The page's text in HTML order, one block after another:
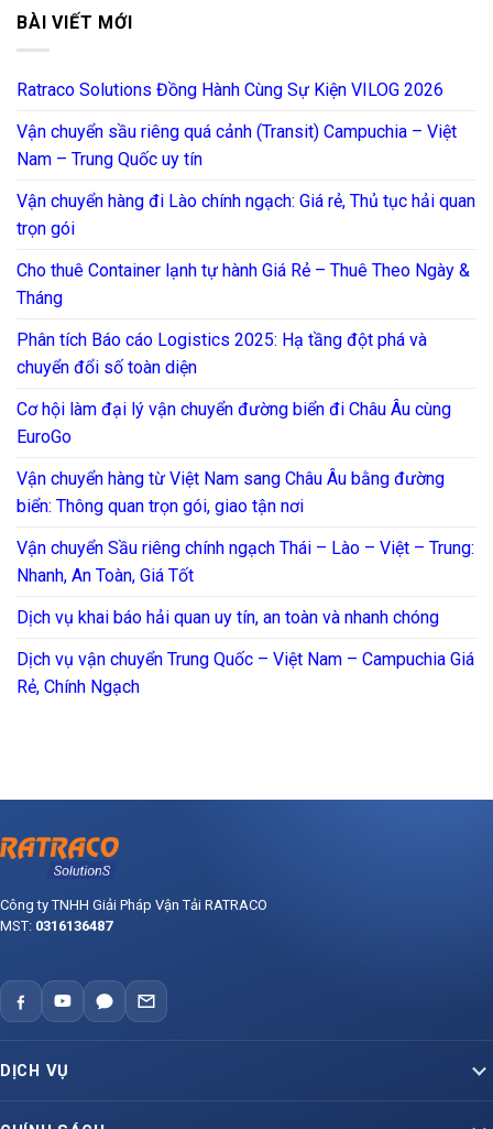
BÀI VIẾT MỚI
Ratraco Solutions Đồng Hành Cùng Sự Kiện VILOG 2026
Vận chuyển sầu riêng quá cảnh (Transit) Campuchia – Việt
Nam – Trung Quốc uy tín
Vận chuyển hàng đi Lào chính ngạch: Giá rẻ, Thủ tục hải quan
trọn gói
Cho thuê Container lạnh tự hành Giá Rẻ – Thuê Theo Ngày &
Tháng
Phân tích Báo cáo Logistics 2025: Hạ tầng đột phá và
chuyển đổi số toàn diện
Cơ hội làm đại lý vận chuyển đường biển đi Châu Âu cùng
EuroGo
Vận chuyển hàng từ Việt Nam sang Châu Âu bằng đường
biển: Thông quan trọn gói, giao tận nơi
Vận chuyển Sầu riêng chính ngạch Thái – Lào – Việt – Trung:
Nhanh, An Toàn, Giá Tốt
Dịch vụ khai báo hải quan uy tín, an toàn và nhanh chóng
Dịch vụ vận chuyển Trung Quốc – Việt Nam – Campuchia Giá
Rẻ, Chính Ngạch
Công ty TNHH Giải Pháp Vận Tải RATRACO
MST: 0316136487
DỊCH VỤ
Vận Tải Container Bắc – Nam